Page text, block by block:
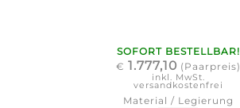
SOFORT BESTELLBAR!
€ 1.777,10 (Paarpreis)
inkl. MwSt.
versandkostenfrei
Material / Legierung